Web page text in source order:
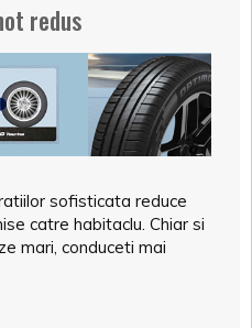
redus
sofisticata reduce
catre habitaclu. Chiar si
mari, conduceti mai